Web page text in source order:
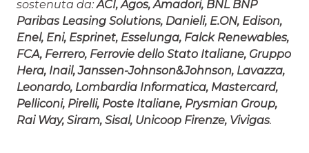
sostenuta da:ACI, Agos, Amadori, BNL BNP
Paribas Leasing Solutions, Danieli, E.ON, Edison,
Enel, Eni, Esprinet, Esselunga, Falck Renewables,
FCA, Ferrero, Ferrovie dello Stato Italiane, Gruppo
Hera, Inail, Janssen-Johnson&Johnson, Lavazza,
Leonardo, Lombardia Informatica, Mastercard,
Pelliconi, Pirelli, Poste Italiane, Prysmian Group,
Rai Way, Siram, Sisal, Unicoop Firenze, Vivigas.